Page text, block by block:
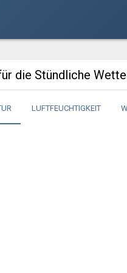
die Stündliche
LUFTFEUCHTIGKEIT